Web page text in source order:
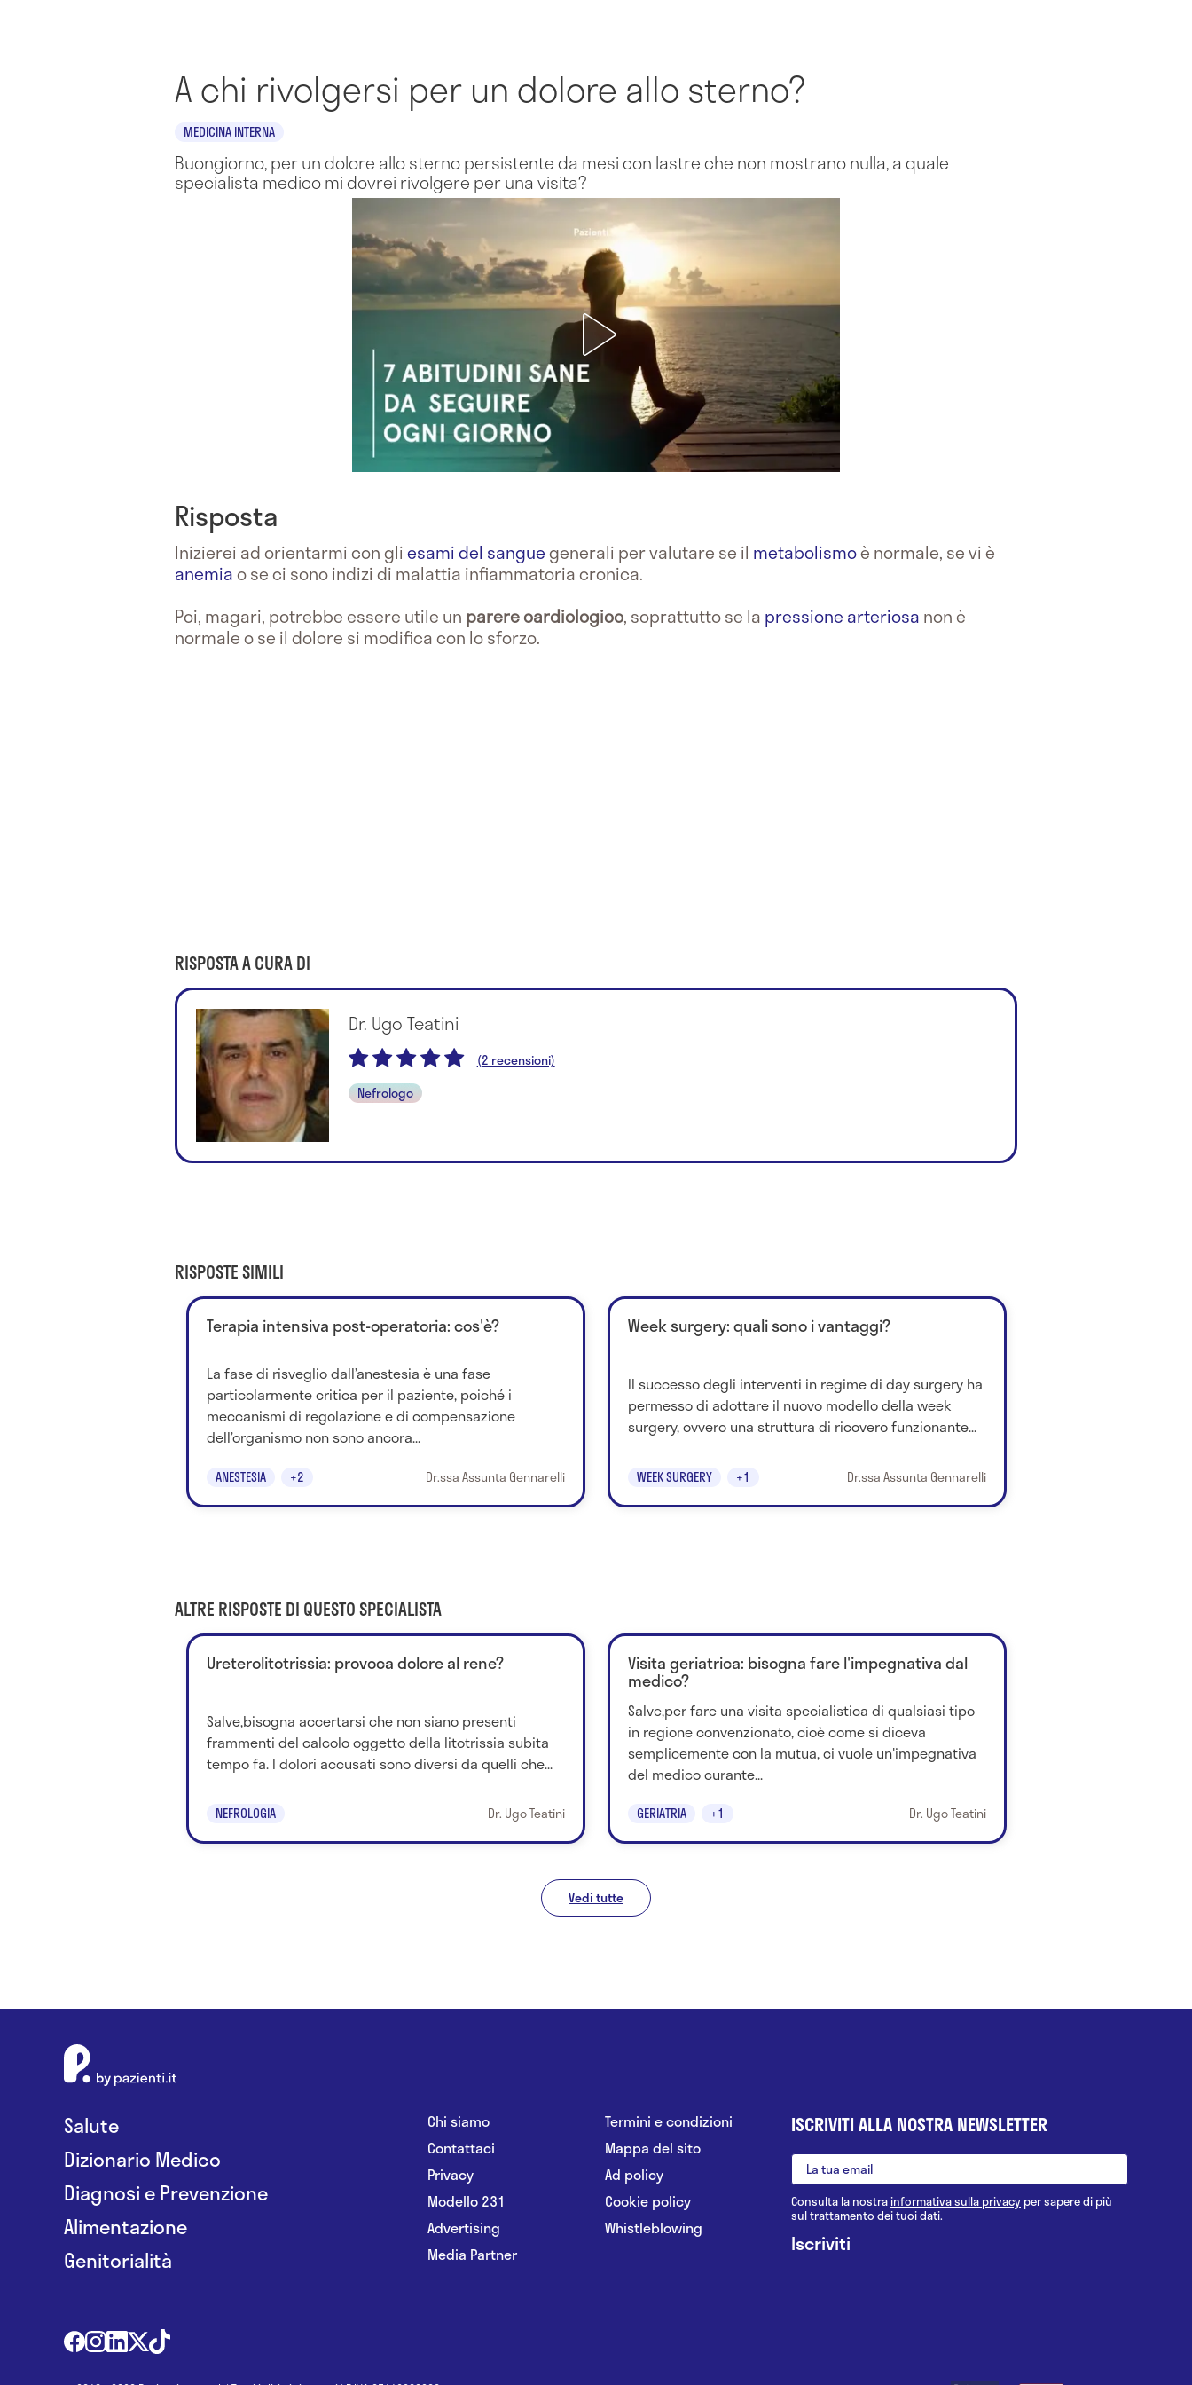
A chi rivolgersi per un dolore allo sterno?
MEDICINA INTERNA
Buongiorno, per un dolore allo sterno persistente da mesi con lastre che non mostrano nulla, a quale
specialista medico mi dovrei rivolgere per una visita?
Risposta
Inizierei ad orientarmi con gliesami del sanguegenerali per valutare se il metabolismoè normale, se vi è
anemiao se ci sono indizi di malattia infiammatoria cronica.
Poi, magari, potrebbe essere utile un parere cardiologico, soprattutto se la pressione arteriosa non è
normale o se il dolore si modifica con lo sforzo.
RISPOSTA A CURA DI
Dr. Ugo Teatini
(2 recensioni)
Nefrologo
RISPOSTE SIMILI
Terapia intensiva post-operatoria: cos'è?
La fase di risveglio dall’anestesia è una fase
particolarmente critica per il paziente, poiché i
meccanismi di regolazione e di compensazione
dell’organismo non sono ancora...
ANESTESIA +2 Dr.ssa Assunta Gennarelli
Week surgery: quali sono i vantaggi?
Il successo degli interventi in regime di day surgery ha
permesso di adottare il nuovo modello della week
surgery, ovvero una struttura di ricovero funzionante...
WEEK SURGERY +1 Dr.ssa Assunta Gennarelli
ALTRE RISPOSTE DI QUESTO SPECIALISTA
Ureterolitotrissia: provoca dolore al rene?
Salve,bisogna accertarsi che non siano presenti
frammenti del calcolo oggetto della litotrissia subita
tempo fa. I dolori accusati sono diversi da quelli che...
NEFROLOGIA Dr. Ugo Teatini
Visita geriatrica: bisogna fare l'impegnativa dal
medico?
Salve,per fare una visita specialistica di qualsiasi tipo
in regione convenzionato, cioè come si diceva
semplicemente con la mutua, ci vuole un'impegnativa
del medico curante...
GERIATRIA +1 Dr. Ugo Teatini
Vedi tutte
Salute
Dizionario Medico
Diagnosi e Prevenzione
Alimentazione
Genitorialità
Chi siamo
Contattaci
Privacy
Modello 231
Advertising
Media Partner
Termini e condizioni
Mappa del sito
Ad policy
Cookie policy
Whistleblowing
ISCRIVITI ALLA NOSTRA NEWSLETTER
Consulta la nostrainformativa sulla privacy per sapere di più
sul trattamento dei tuoi dati.